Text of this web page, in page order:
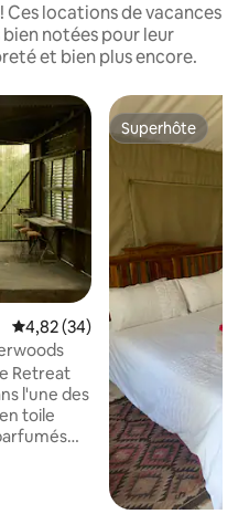
Ces locations de vacances
notées pour leur
et bien plus encore.
Évaluation moyenne sur la
4,82 (34)
Retreat
l'une des
toile
Superhôte
Superhôte